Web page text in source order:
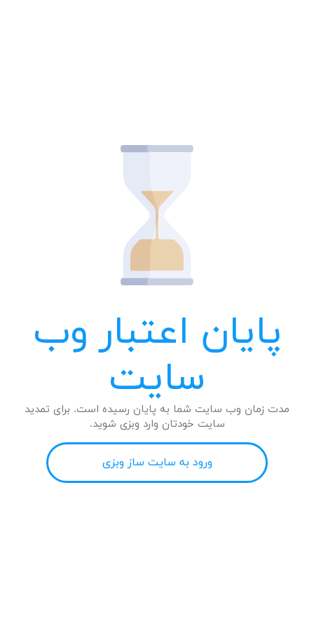
پایان اعتبار وب
سایت
مدت زمان وب سایت شما به پایان رسیده است. برای تمدید
سایت خودتان وارد وبزی شوید.
ورود به سایت ساز وبزی